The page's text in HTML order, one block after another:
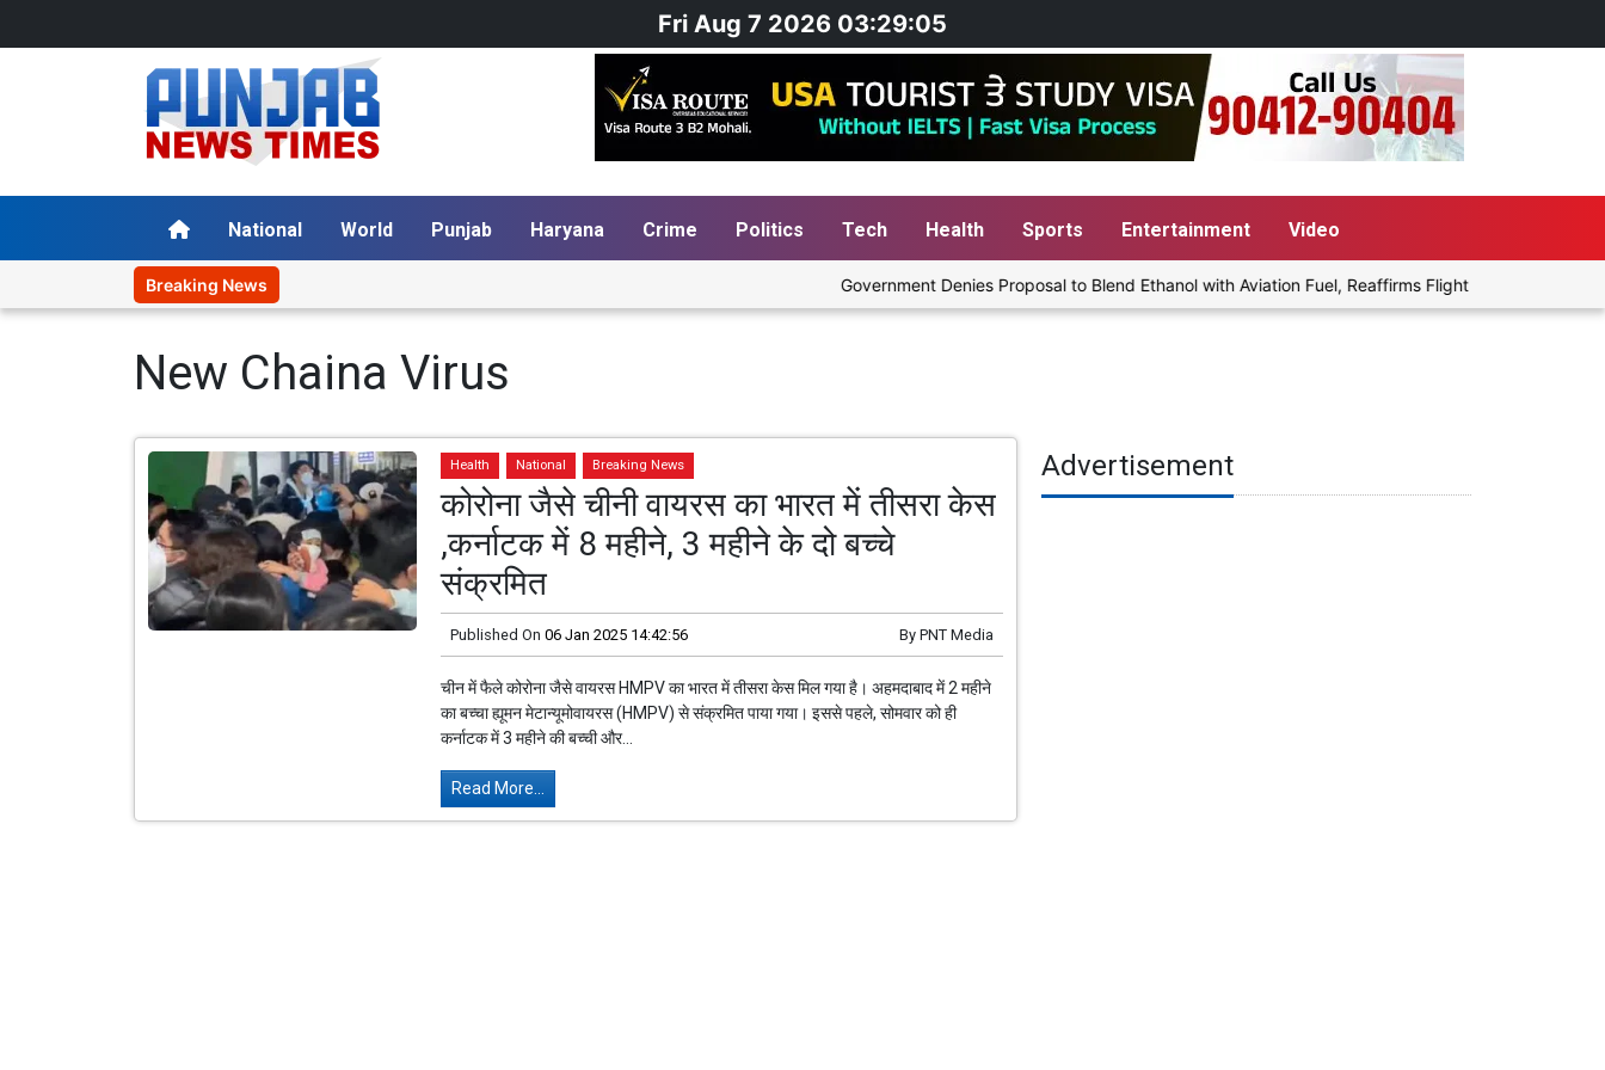
Fri Aug 7 2026 03:29:06
National World Punjab Haryana Crime Politics Tech Health Sports Entertainment Video
Breaking News Government Denies Proposal to Blend Ethanol with Aviation Fuel, Reaffirms Flight Safety Focus
New Chaina Virus
Health National Breaking News
कोरोना जैसे चीनी वायरस का भारत में तीसरा केस
,कर्नाटक में 8 महीने, 3 महीने के दो बच्चे
संक्रमित
Published On 06 Jan 2025 14:42:56 By PNT Media
चीन में फैले कोरोना जैसे वायरस HMPV का भारत में तीसरा केस मिल गया है। अहमदाबाद में 2 महीने
का बच्चा ह्यूमन मेटान्यूमोवायरस (HMPV) से संक्रमित पाया गया। इससे पहले, सोमवार को ही
कर्नाटक में 3 महीने की बच्ची और...
Read More...
Advertisement